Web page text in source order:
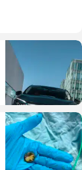
חדשות הרכב